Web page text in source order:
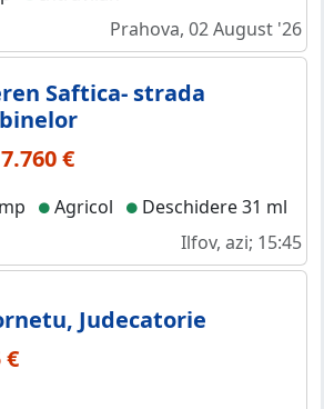
Prahova, 02 August '26
Saftica- strada
€
Agricol
Deschidere 31 ml
Ilfov, azi; 15:45
Judecatorie
€